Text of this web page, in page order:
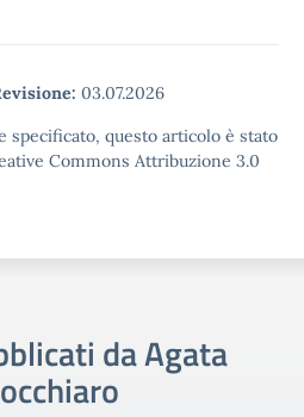
03.07.2026
specificato, questo articolo è stato
Commons Attribuzione 3.0
da Agata